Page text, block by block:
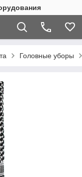
Головные уборы